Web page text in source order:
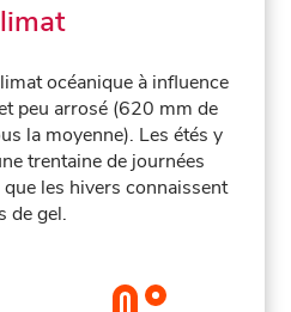
océanique à influence
peu arrosé (620 mm de
la moyenne). Les étés y
trentaine de journées
les hivers connaissent
de gel.